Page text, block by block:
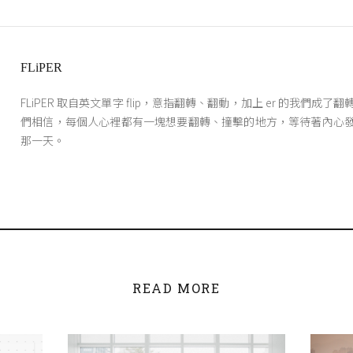
FLiPER
FLiPER 取自英文單字 flip，意指翻轉、翻動，加上 er 的我們成了翻
們相信，每個人心裡都有一塊想要翻轉、撞擊的地方，等待著內心
那一天。
READ MORE